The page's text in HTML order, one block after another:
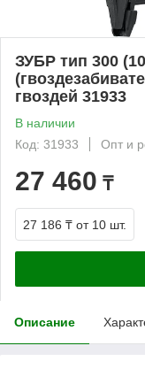
ЗУБР тип 300
гвоздей 31933
В наличии
Код: 31933
Опт и
27 460 ₸
27 186 ₸ от 10 шт.
Описание